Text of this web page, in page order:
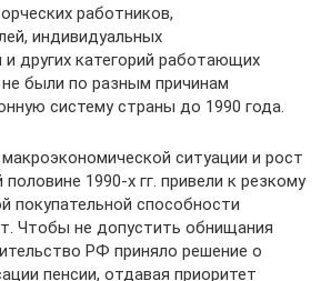
работников,
индивидуальных
и других категорий работающих
были по разным причинам
систему страны до 1990 года.
ситуации и рост
1990-х гг. привели к резкому
покупательной способности
Чтобы не допустить обнищания
РФ приняло решение о
пенсии, отдавая приоритет